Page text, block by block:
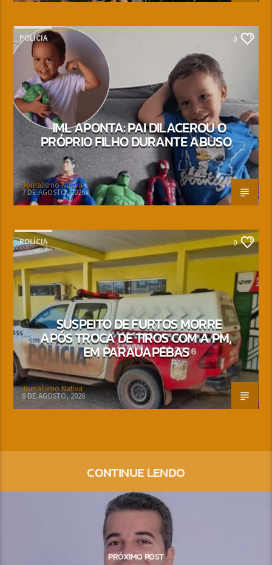
POLÍCIA 0
IML APONTA: PAI DILACEROU O
PRÓPRIO FILHO DURANTE ABUSO
Jornalismo Nativa
7 DE AGOSTO, 2026
POLÍCIA 0
SUSPEITO DE FURTOS MORRE
APÓS TROCA DE TIROS COM A PM,
EM PARAUAPEBAS
Jornalismo Nativa
6 DE AGOSTO, 2026
CONTINUE LENDO
PRÓXIMO POST